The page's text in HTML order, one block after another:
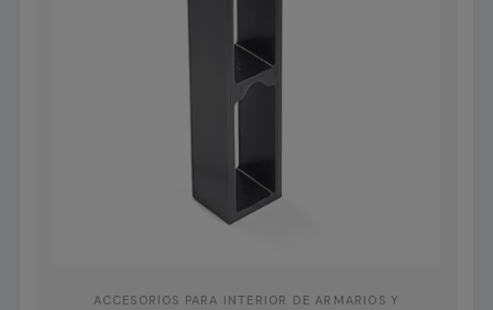
ACCESORIOS PARA INTERIOR DE ARMARIOS Y